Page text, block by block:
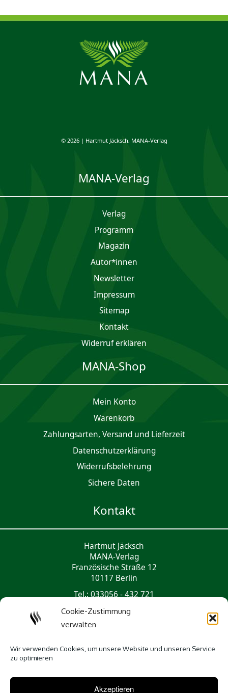
Cookie-Zustimmung
verwalten
Wir verwenden Cookies, um unsere Website und unseren Service
zu optimieren
Akzeptieren
© 2026 | Hartmut Jäcksch, MANA-Verlag
MANA-Verlag
Verlag
Programm
Magazin
Autor*innen
Newsletter
Impres­sum
Sitemap
Kontakt
Widerruf erklären
MANA-Shop
Mein Konto
Waren­korb
Zahlungsarten, Versand und Lieferzeit
Daten­schutz­er­klärung
Widerrufsbelehrung
Sichere Daten
Kontakt
Hartmut Jäcksch
MANA-Verlag
Französische Straße 12
10117 Berlin
Tel.: 033056 - 432 721
Social Media